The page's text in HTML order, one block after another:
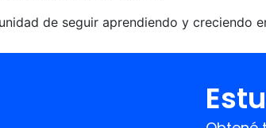
de seguir aprendiendo y creciendo